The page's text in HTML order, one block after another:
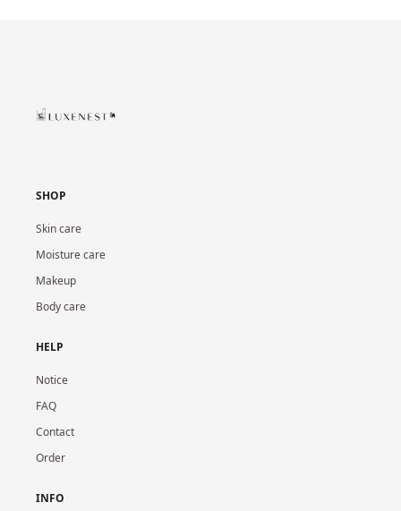
SHOP
Skin care
Moisture care
Makeup
Body care
HELP
Notice
FAQ
Contact
Order
INFO